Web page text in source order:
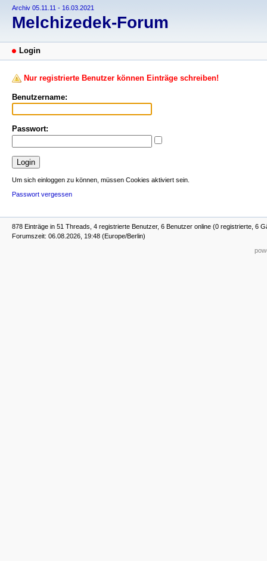
Archiv 05.11.11 - 16.03.2021
Melchizedek-Forum
Login
Nur registrierte Benutzer können Einträge schreiben!
Benutzername:
Passwort:
Um sich einloggen zu können, müssen Cookies aktiviert sein.
Passwort vergessen
878 Einträge in 51 Threads, 4 registrierte Benutzer, 6 Benutzer online (0 registrierte, 6
Forumszeit: 06.08.2026, 19:48 (Europe/Berlin)